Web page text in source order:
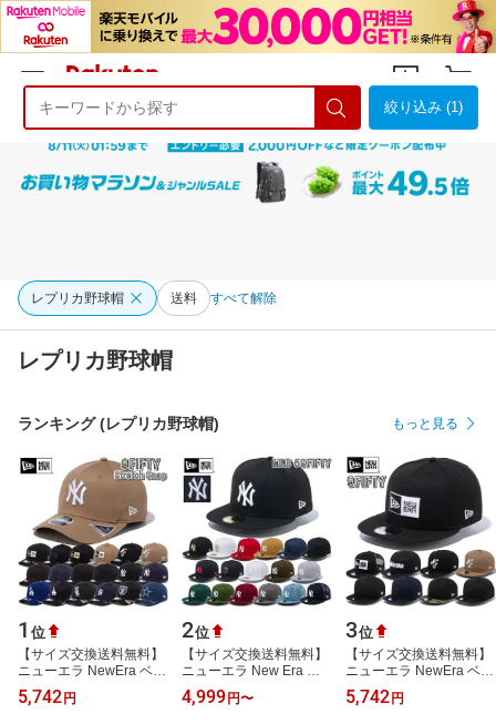
ようこそ 楽天市場へ ログイン
絞り込み (1)
レプリカ野球帽 送料 すべて解除
レプリカ野球帽
ランキング (レプリカ野球帽) もっと見る
1 位
【サイズ交換送料無料】
ニューエラ NewEra ベー
スボールキャップ キャッ
プ 帽子 9FIFTY
5,742 円
2位
【サイズ交換送料無料】
ニューエラ New Era ベ
ースボールキャップ キャ
ップ 帽子 NY ニューヨー
4,999 円〜
3位
【サイズ交換送料無料】
ニューエラ NewEra ベー
スボールキャップ キャッ
プ 帽子 9FIFTY アジャス
5,742 円